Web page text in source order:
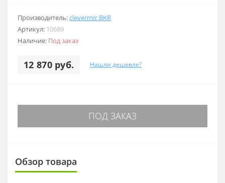
Производитель:clevermic BKR
Артикул: 10689
Наличие: Под заказ
12 870 руб. Нашли дешевле?
ПОД ЗАКАЗ
Обзор товара